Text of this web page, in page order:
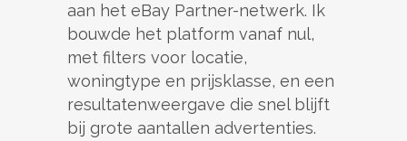
aan het eBay Partner-netwerk. Ik
bouwde het platform vanaf nul,
met filters voor locatie,
woningtype en prijsklasse, en een
resultatenweergave die snel blijft
bij grote aantallen advertenties.